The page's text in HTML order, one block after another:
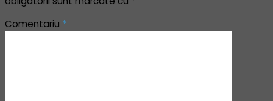
Comentariu *